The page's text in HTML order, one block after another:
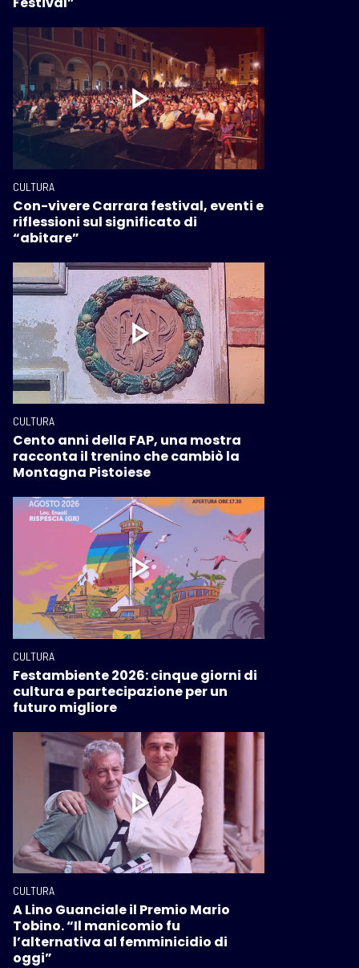
CULTURA
Con-vivere Carrara festival, eventi e
riflessioni sul significato di
“abitare”
CULTURA
Cento anni della FAP, una mostra
racconta il trenino che cambiò la
Montagna Pistoiese
CULTURA
Festambiente 2026: cinque giorni di
cultura e partecipazione per un
futuro migliore
CULTURA
A Lino Guanciale il Premio Mario
Tobino. “Il manicomio fu
l’alternativa al femminicidio di
oggi”